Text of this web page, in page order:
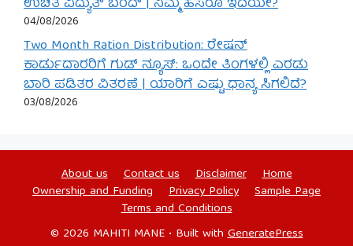
04/08/2026
Two Month Ration Distribution: ರೇಷನ್
ಕಾರ್ಡುದಾರರಿಗೆ ಗುಡ್ ನ್ಯೂಸ್: ಒಂದೇ ತಿಂಗಳಲ್ಲಿ ಎರಡು
ಬಾರಿ ಪಡಿತರ ವಿತರಣೆ | ಯಾರಿಗೆ ಎಷ್ಟು ಧಾನ್ಯ ಸಿಗಲಿದೆ?
03/08/2026
About us Contact us Disclaimer
Home
Ownership and Funding
Privacy Policy
Sample Page
Terms and Conditions
© 2026 MAHITI MANE• Built withGeneratePress